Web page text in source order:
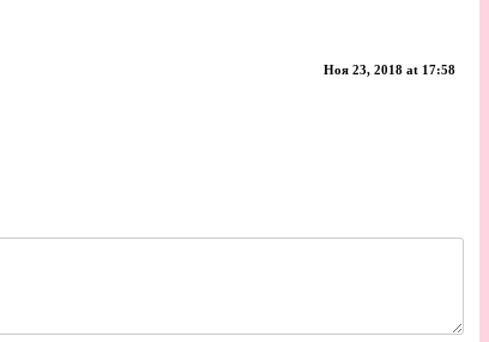
Ноя 23, 2018 at 17:58